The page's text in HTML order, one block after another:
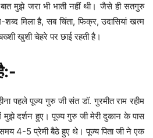
मुझे जरा भी भाती नहीं थी। जैसे ही सतगुरु
मिला है, सब चिंता, फिक्र, उदासियां खत्म
खुशी चेहरे पर छाई रहती है।
पहले पूज्य गुरु जी संत डॉ. गुरमीत राम रहीम
दर्शन हुए। पूज्य गुरु जी मेरी दुकान के पास
4-5 प्रेमी बैठे हुए थे। पूज्य पिता जी ने एक